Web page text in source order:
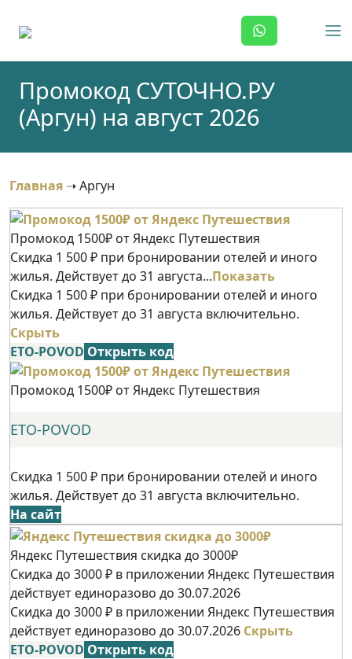
Промокод СУТОЧНО.РУ
(Аргун) на август 2026
Главная ➝Аргун
Промокод 1500₽ от Яндекс Путешествия
Скидка 1 500 ₽ при бронировании отелей и иного
жилья. Действует до 31 августа...Показать
Скидка 1 500 ₽ при бронировании отелей и иного
жилья. Действует до 31 августа включительно.
Скрыть
ETO-POVOD Открыть код
Промокод 1500₽ от Яндекс Путешествия
ETO-POVOD
Скидка 1 500 ₽ при бронировании отелей и иного
жилья. Действует до 31 августа включительно.
На сайт
Яндекс Путешествия скидка до 3000₽
Скидка до 3000 ₽ в приложении Яндекс Путешествия
действует единоразово до 30.07.2026
Скидка до 3000 ₽ в приложении Яндекс Путешествия
действует единоразово до 30.07.2026 Скрыть
ETO-POVOD Открыть код